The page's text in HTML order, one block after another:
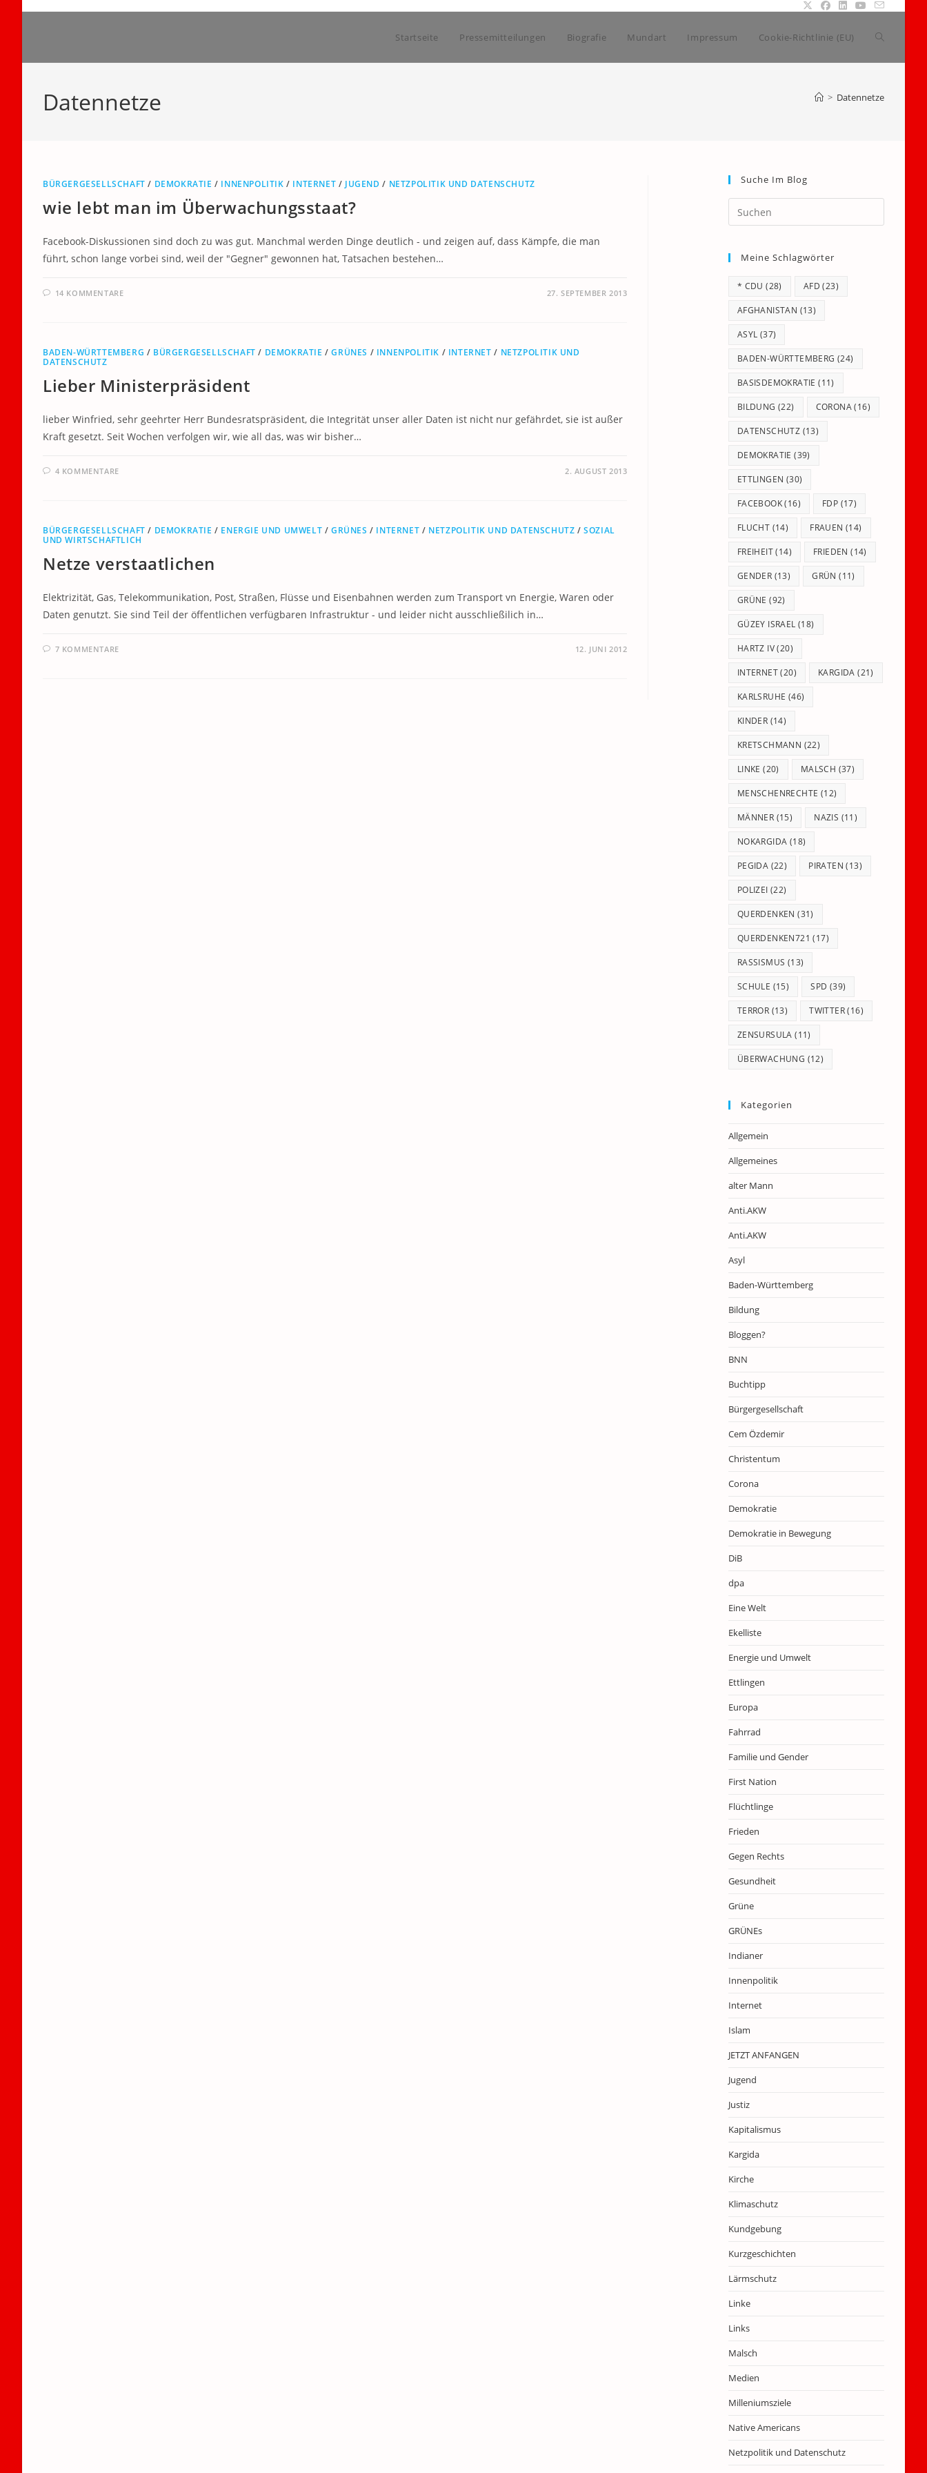
Startseite Pressemitteilungen Biografie Mundart Impressum Cookie-Richtlinie (EU) Website-
Datennetze > Datennetze
BÜRGERGESELLSCHAFT / DEMOKRATIE / INNENPOLITIK / INTERNET / JUGEND / NETZPOLITIK UND DATENSCHUTZ
wie lebt man im Überwachungsstaat?
Facebook-Diskussionen sind doch zu was gut. Manchmal werden Dinge deutlich - und zeigen auf, dass Kämpfe, die man
führt, schon lange vorbei sind, weil der "Gegner" gewonnen hat, Tatsachen bestehen…
14 KOMMENTARE 27. SEPTEMBER 2013
BADEN-WÜRTTEMBERG / BÜRGERGESELLSCHAFT / DEMOKRATIE /GRÜNES / INNENPOLITIK / INTERNET / NETZPOLITIK UND
DATENSCHUTZ
Lieber Ministerpräsident
lieber Winfried, sehr geehrter Herr Bundesratspräsident, die Integrität unser aller Daten ist nicht nur gefährdet, sie ist außer
Kraft gesetzt. Seit Wochen verfolgen wir, wie all das, was wir bisher…
4 KOMMENTARE 2. AUGUST 2013
BÜRGERGESELLSCHAFT / DEMOKRATIE / ENERGIE UND UMWELT /GRÜNES / INTERNET / NETZPOLITIK UND DATENSCHUTZ /SOZIAL
UND WIRTSCHAFTLICH
Netze verstaatlichen
Elektrizität, Gas, Telekommunikation, Post, Straßen, Flüsse und Eisenbahnen werden zum Transport vn Energie, Waren oder
Daten genutzt. Sie sind Teil der öffentlichen verfügbaren Infrastruktur - und leider nicht ausschließilich in…
7 KOMMENTARE 12. JUNI 2012
Suche Im Blog
Escape
Meine Schlagwörter
* CDU (28) AFD (23)
AFGHANISTAN (13)
ASYL (37)
BADEN-WÜRTTEMBERG (24)
BASISDEMOKRATIE (11)
BILDUNG (22) CORONA(16)
DATENSCHUTZ (13)
DEMOKRATIE (39)
ETTLINGEN (30)
FACEBOOK(16) FDP (17)
FLUCHT (14) FRAUEN (14)
FREIHEIT(14) FRIEDEN (14)
GENDER (13) GRÜN (11)
GRÜNE (92)
GÜZEY ISRAEL (18)
HARTZ IV(20)
INTERNET(20) KARGIDA (21)
KARLSRUHE (46)
KINDER (14)
KRETSCHMANN (22)
LINKE (20) MALSCH (37)
MENSCHENRECHTE (12)
MÄNNER (15) NAZIS (11)
NOKARGIDA (18)
PEGIDA (22) PIRATEN (13)
POLIZEI (22)
QUERDENKEN (31)
QUERDENKEN721 (17)
RASSISMUS (13)
SCHULE (15) SPD (39)
TERROR (13) TWITTER(16)
ZENSURSULA (11)
ÜBERWACHUNG (12)
Kategorien
Allgemein
Allgemeines
alter Mann
Anti.AKW
Anti.AKW
Asyl
Baden-Württemberg
Bildung
Bloggen?
BNN
Buchtipp
Bürgergesellschaft
Cem Özdemir
Christentum
Corona
Demokratie
Demokratie in Bewegung
DiB
dpa
Eine Welt
Ekelliste
Energie und Umwelt
Ettlingen
Europa
Fahrrad
Familie und Gender
First Nation
Flüchtlinge
Frieden
Gegen Rechts
Gesundheit
Grüne
GRÜNEs
Indianer
Innenpolitik
Internet
Islam
JETZT ANFANGEN
Jugend
Justiz
Kapitalismus
Kargida
Kirche
Klimaschutz
Kundgebung
Kurzgeschichten
Lärmschutz
Linke
Links
Malsch
Medien
Milleniumsziele
Native Americans
Netzpolitik und Datenschutz